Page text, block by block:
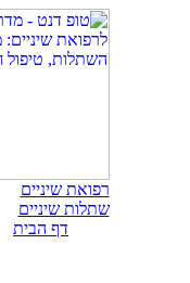
רפואת שיניים
שתלות שיניים
דף הבית